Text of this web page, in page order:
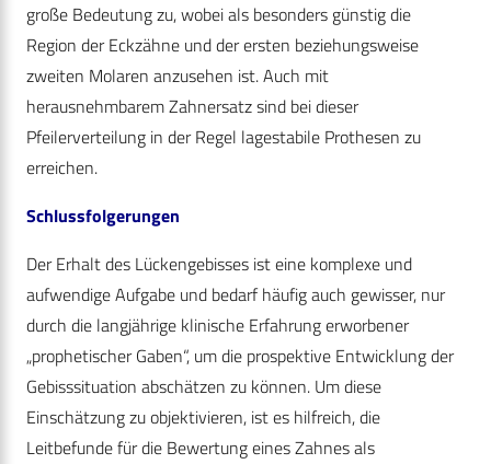
große Bedeutung zu, wobei als besonders günstig die
Region der Eckzähne und der ersten beziehungsweise
zweiten Molaren anzusehen ist. Auch mit
herausnehmbarem Zahnersatz sind bei dieser
Pfeilerverteilung in der Regel lagestabile Prothesen zu
erreichen.
Schlussfolgerungen
Der Erhalt des Lückengebisses ist eine komplexe und
aufwendige Aufgabe und bedarf häufig auch gewisser, nur
durch die langjährige klinische Erfahrung erworbener
„prophetischer Gaben“, um die prospektive Entwicklung der
Gebisssituation abschätzen zu können. Um diese
Einschätzung zu objektivieren, ist es hilfreich, die
Leitbefunde für die Bewertung eines Zahnes als